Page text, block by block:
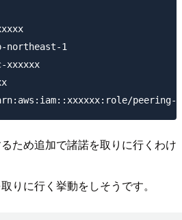
northeast-1
xxxxxx
ため追加で諸諾を取りに行くわけ
りに行く挙動をしそうです。